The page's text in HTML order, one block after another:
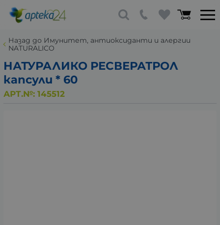
Назад до Имунитет, антиоксиданти и алергии
NATURALICO
НАТУРАЛИКО РЕСВЕРАТРОЛ
капсули * 60
АРТ.№: 145512